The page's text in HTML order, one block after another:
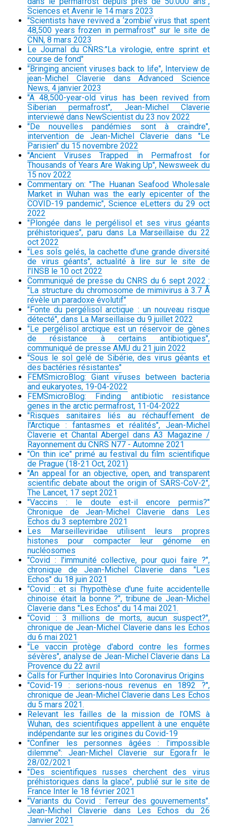
Sciences et Avenir le 14 mars 2023
"Scientists have revived a ‘zombie’ virus that spent
48,500 years frozen in permafrost" sur le site de
CNN, 8 mars 2023
Le Journal du CNRS:"La virologie, entre sprint et
course de fond"
"Bringing ancient viruses back to life", Interview de
jean-Michel Claverie dans Advanced Science
News, 4 janvier 2023
"A 48,500-year-old virus has been revived from
Siberian permafrost", Jean-Michel Claverie
interviewé dans NewScientist du 23 nov 2022
"De nouvelles pandémies sont à craindre",
intervention de Jean-Michel Claverie dans "Le
Parisien" du 15 novembre 2022
"Ancient Viruses Trapped in Permafrost for
Thousands of Years Are Waking Up", Newsweek du
15 nov 2022
Commentary on: "The Huanan Seafood Wholesale
Market in Wuhan was the early epicenter of the
COVID-19 pandemic", Science eLetters du 29 oct
2022
"Plongée dans le pergélisol et ses virus géants
préhistoriques", paru dans La Marseillaise du 22
oct 2022
"Les sols gelés, la cachette d’une grande diversité
de virus géants", actualité à lire sur le site de
l'INSB le 10 oct 2022
Communiqué de presse du CNRS du 6 sept 2022 :
"La structure du chromosome de mimivirus à 3.7 Å
révèle un paradoxe évolutif"
"Fonte du pergélisol arctique : un nouveau risque
détecté", dans La Marseillaise du 9 juillet 2022
"Le pergélisol arctique est un réservoir de gènes
de résistance à certains antibiotiques",
communiqué de presse AMU du 21 juin 2022
"Sous le sol gelé de Sibérie, des virus géants et
des bactéries résistantes"
FEMSmicroBlog: Giant viruses between bacteria
and eukaryotes, 19-04-2022
FEMSmicroBlog: Finding antibiotic resistance
genes in the arctic permafrost, 11-04-2022
"Risques sanitaires liés au réchauffement de
l'Arctique : fantasmes et réalités", Jean-Michel
Claverie et Chantal Abergel dans A3 Magazine /
Rayonnement du CNRS N77 - Automne 2021
"On thin ice" primé au festival du film scientifique
de Prague (18-21 Oct, 2021)
"An appeal for an objective, open, and transparent
scientific debate about the origin of SARS-CoV-2",
The Lancet, 17 sept 2021
"Vaccins : le doute est-il encore permis?"
Chronique de Jean-Michel Claverie dans Les
Echos du 3 septembre 2021
Les Marseilleviridae utilisent leurs propres
histones pour compacter leur génome en
nucléosomes
"Covid : l'immunité collective, pour quoi faire ?",
chronique de Jean-Michel Claverie dans "Les
Echos" du 18 juin 2021
"Covid : et si l'hypothèse d'une fuite accidentelle
chinoise était la bonne ?", tribune de Jean-Michel
Claverie dans "Les Echos" du 14 mai 2021.
"Covid : 3 millions de morts, aucun suspect?",
chronique de Jean-Michel Claverie dans les Echos
du 6 mai 2021
"Le vaccin protège d'abord contre les formes
sévères", analyse de Jean-Michel Claverie dans La
Provence du 22 avril
Calls for Further Inquiries Into Coronavirus Origins
"Covid-19 : serions-nous revenus en 1892 ?",
chronique de Jean-Michel Claverie dans Les Echos
du 5 mars 2021.
Relevant les failles de la mission de l’OMS à
Wuhan, des scientifiques appellent à une enquête
indépendante sur les origines du Covid-19
"Confiner les personnes âgées : l'impossible
dilemme": Jean-Michel Claverie sur Egora.fr le
28/02/2021
"Des scientifiques russes cherchent des virus
préhistoriques dans la glace", publié sur le site de
France Inter le 18 février 2021
"Variants du Covid : l'erreur des gouvernements".
Jean-Michel Claverie dans Les Echos du 26
Janvier 2021